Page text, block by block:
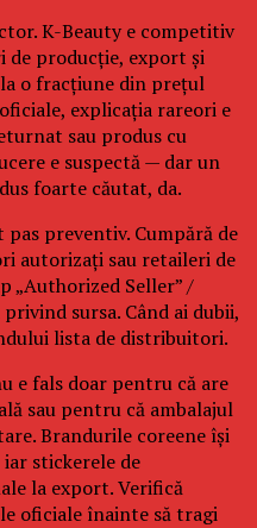
K-Beauty e competitiv
producție, export și
o fracțiune din prețul
explicația rareori e
sau produs cu
e suspectă — dar un
foarte căutat, da.
preventiv. Cumpără de
autorizați sau retaileri de
„Authorized Seller” /
sursa. Când ai dubii,
lista de distribuitori.
e fals doar pentru că are
sau pentru că ambalajul
Brandurile coreene își
stickerele de
la export. Verifică
oficiale înainte să tragi